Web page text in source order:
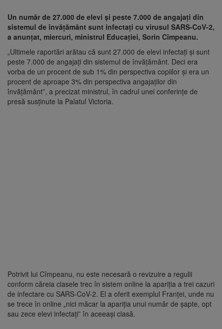
Un număr de 27.000 de elevi şi peste 7.000 de angajaţi din
sistemul de învăţământ sunt infectaţi cu virusul SARS-CoV-2,
a anunţat, miercuri, ministrul Educaţiei, Sorin Cîmpeanu.
„Ultimele raportări arătau că sunt 27.000 de elevi infectaţi şi sunt
peste 7.000 de angajaţi din sistemul de învăţământ. Deci era
vorba de un procent de sub 1% din perspectiva copiilor şi era un
procent de aproape 3% din perspectiva angajaţilor din
învăţământ”, a precizat ministrul, în cadrul unei conferinţe de
presă susţinute la Palatul Victoria.
Potrivit lui Cîmpeanu, nu este necesară o revizuire a regulii
conform căreia clasele trec în sistem online la apariţia a trei cazuri
de infectare cu SARS-CoV-2. El a oferit exemplul Franţei, unde nu
se trece în online „nici măcar la apariţia unui număr de şapte, opt
sau zece elevi infectaţi” în aceeaşi clasă.